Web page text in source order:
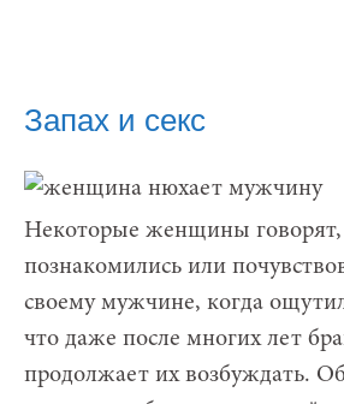
Запах и секс
Некоторые женщины говорят,
познакомились или
своему мужчине, когда
что даже после многих лет
продолжает их возбуждать.